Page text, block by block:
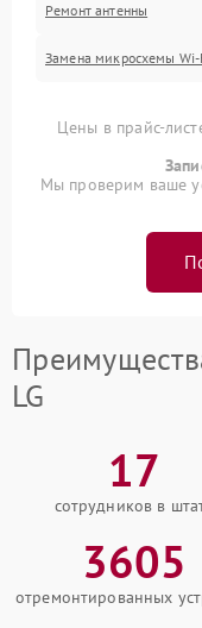
Ремонт антенны
Замена микросхемы Wi-
Цены в прайс-
Мы проверим ваше
LG
17
сотрудников в
3605
отремонтированных